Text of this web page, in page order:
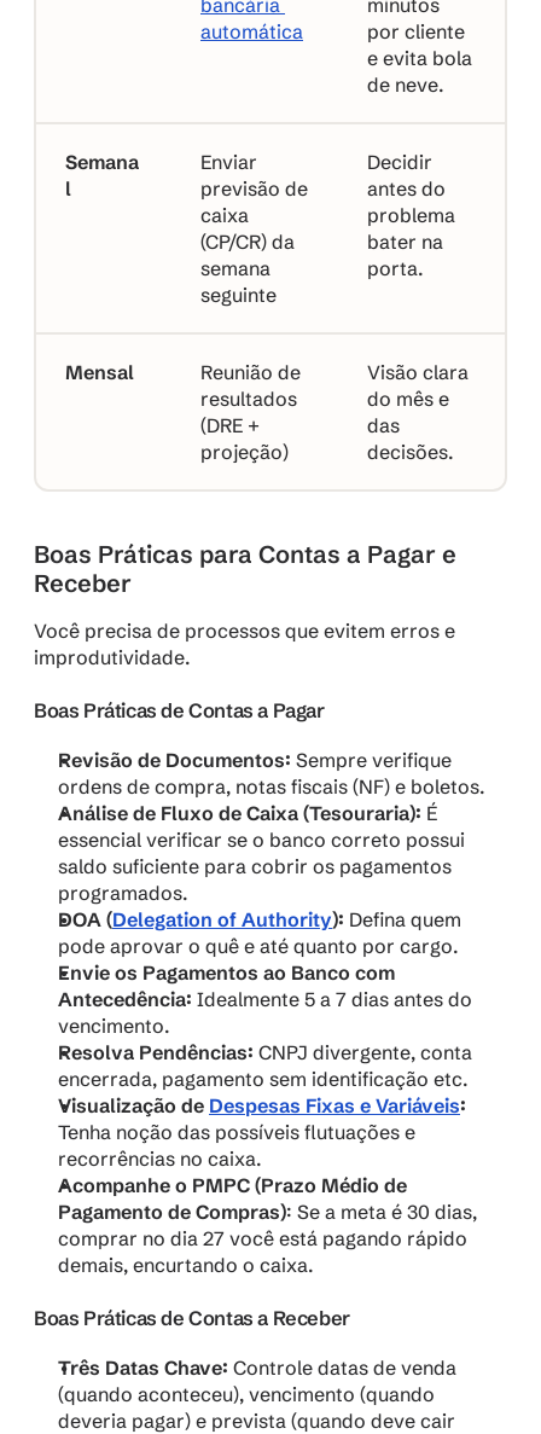
bancária
automática
minutos
por cliente
e evita bola
de neve.
Semana
l
Enviar
previsão de
caixa
(CP/CR) da
semana
seguinte
Decidir
antes do
problema
bater na
porta.
Mensal
Reunião de
resultados
(DRE +
projeção)
Visão clara
do mês e
das
decisões.
Boas Práticas para Contas a Pagar e
Receber
Você precisa de processos que evitem erros e
improdutividade.
Boas Práticas de Contas a Pagar
Revisão de Documentos: Sempre verifique
ordens de compra, notas fiscais (NF) e boletos.
Análise de Fluxo de Caixa (Tesouraria): É
essencial verificar se o banco correto possui
saldo suficiente para cobrir os pagamentos
programados.
DOA (Delegation of Authority): Defina quem
pode aprovar o quê e até quanto por cargo.
Envie os Pagamentos ao Banco com
Antecedência: Idealmente 5 a 7 dias antes do
vencimento.
Resolva Pendências: CNPJ divergente, conta
encerrada, pagamento sem identificação etc.
Visualização de Despesas Fixas e Variáveis:
Tenha noção das possíveis flutuações e
recorrências no caixa.
Acompanhe o PMPC (Prazo Médio de
Pagamento de Compras): Se a meta é 30 dias,
comprar no dia 27 você está pagando rápido
demais, encurtando o caixa.
Boas Práticas de Contas a Receber
Três Datas Chave: Controle datas de venda
(quando aconteceu), vencimento (quando
deveria pagar) e prevista (quando deve cair